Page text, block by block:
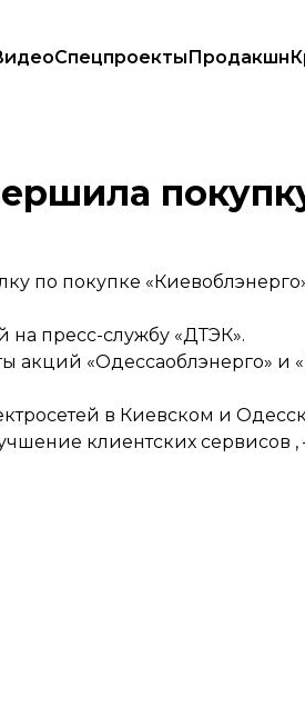
СпецпроектыПродакшн
по покупке
на пресс-службу «ДТЭК».
акций «Одессаоблэнерго» и
в Киевском и
клиентских сервисов